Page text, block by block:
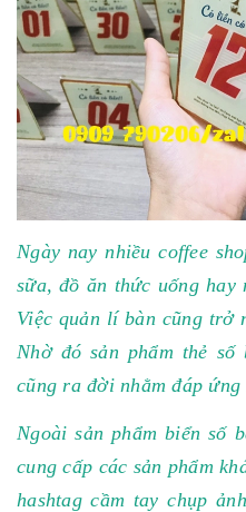
Ngày nay nhiều coffee
sữa, đồ ăn thức uống hay
Việc quản lí bàn cũng trở
Nhờ đó sản phẩm thẻ số
cũng ra đời nhằm đáp ứng
Ngoài sản phẩm biển số
cung cấp các sản phẩm
hashtag cầm tay chụp